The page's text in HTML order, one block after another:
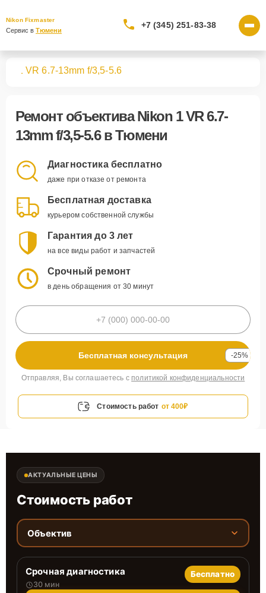
Nikon Fixmaster
Сервис в Тюмени
+7 (345) 251-83-38
1 VR 6.7-13mm f/3,5-5.6
Ремонт объектива Nikon 1 VR 6.7-
13mm f/3,5-5.6в Тюмени
Диагностика бесплатно
даже при отказе от ремонта
Бесплатная доставка
курьером собственной службы
Гарантия до 3 лет
на все виды работ и запчастей
Срочный ремонт
в день обращения от 30 минут
Бесплатная консультация -25%
Отправляя, Вы соглашаетесь с политикой конфиденциальности
Стоимость работ от 400₽
АКТУАЛЬНЫЕ ЦЕНЫ
Стоимость работ
Объектив
Срочная диагностика
30 мин
Бесплатно